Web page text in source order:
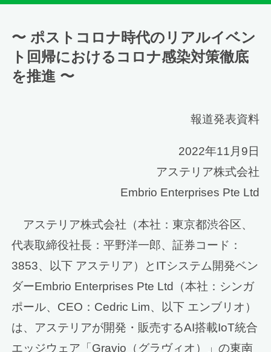
〜 ポストコロナ時代のリアルイベン
ト回帰におけるコロナ感染対策徹底
を推進 〜
報道発表資料
2022年11月9日
アステリア株式会社
Embrio Enterprises Pte Ltd
アステリア株式会社（本社：東京都渋谷区、
代表取締役社長：平野洋一郎、証券コード：
3853、以下 アステリア）とITシステム開発ベン
ダーEmbrio Enterprises Pte Ltd（本社：シンガ
ポール、CEO：Cedric Lim、以下 エンブリオ）
は、アステリアが開発・販売するAI搭載IoT統合
エッジウェア「Gravio（グラヴィオ）」の東南